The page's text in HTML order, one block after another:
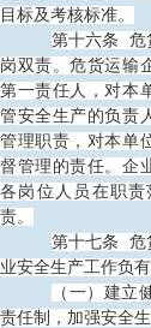
目标及考核标准。
第十六条
危
岗双责。危货运输
第一责任人，对本
管安全生产的负责
管理职责，对本单
督管理的责任。企
各岗位人员在职
责。
第十七条
危
业安全生产工作负
（一）建立
责任制，加强安全